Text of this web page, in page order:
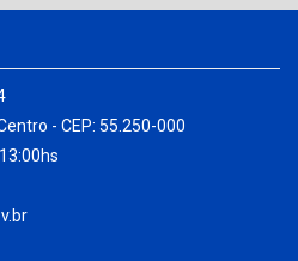
- CEP: 55.250-000